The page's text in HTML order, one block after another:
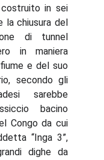
in sei
la chiusura del
di tunnel
in maniera
e del suo
secondo gli
sarebbe
bacino
Congo da cui
“Inga 3”,
dighe da